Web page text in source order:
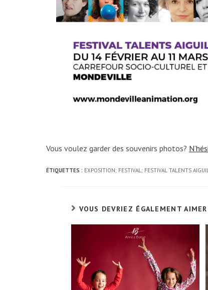
Vous voulez garder des souvenirs photos?
ÉTIQUETTES : EXPOSITION; FESTIVAL; FESTIVAL TALENTS
VOUS DEVRIEZ ÉGALEMENT AIMER